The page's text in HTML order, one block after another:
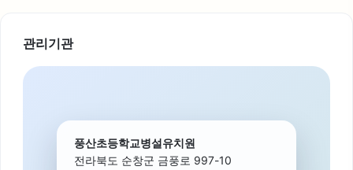
관리기관
풍산초등학교병설유치원
전라북도 순창군 금풍로 997-10